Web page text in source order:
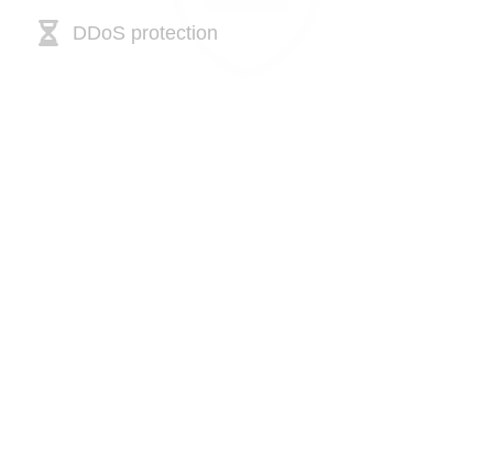
DDoS protection